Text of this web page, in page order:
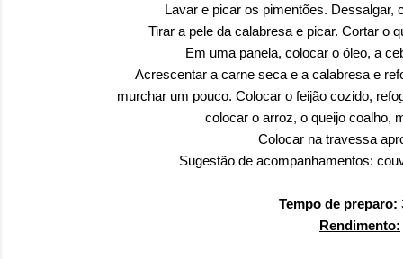
Lavar e picar os pimentões.
Tirar a pele da calabresa e picar. Cortar o
Em uma panela, colocar o óleo, a
Acrescentar a carne seca e a calabresa e
murchar um pouco. Colocar o feijão cozido,
colocar o arroz, o queijo coalho,
Colocar na travessa
Sugestão de acompanhamentos:
Tempo de preparo:
Rendimento: